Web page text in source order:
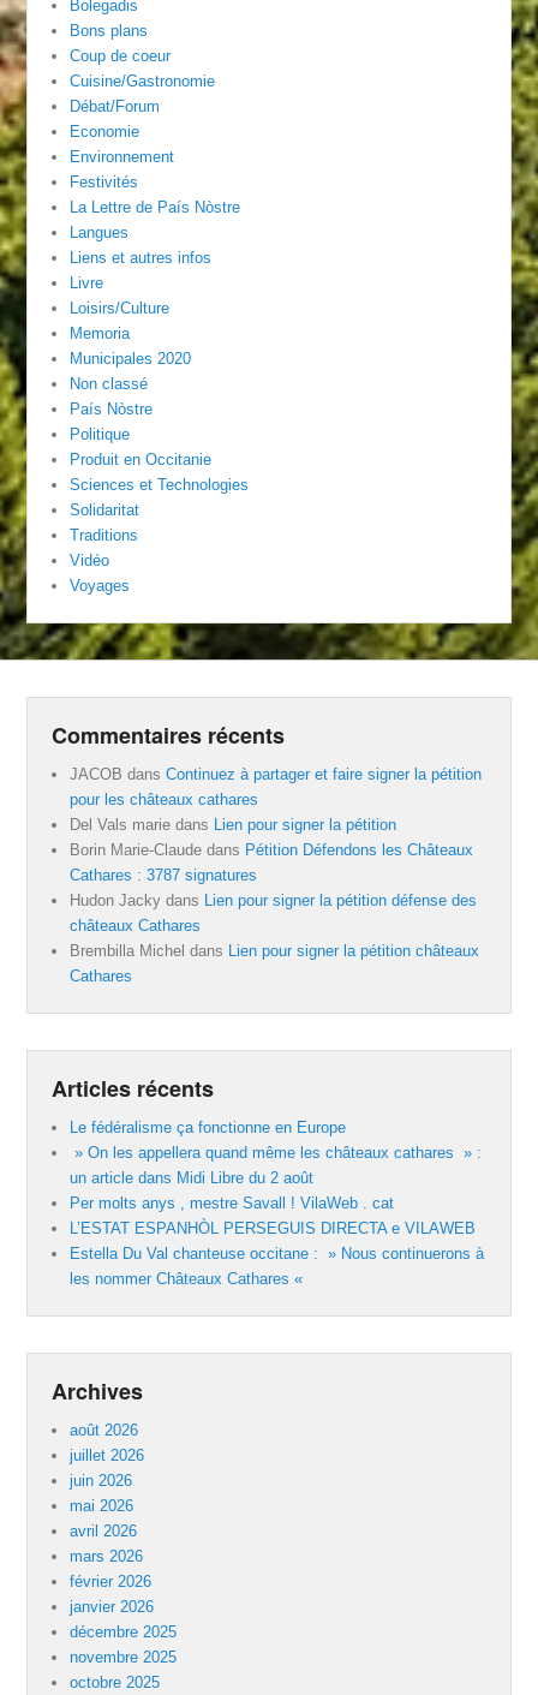
Bolegadis
Bons plans
Coup de coeur
Cuisine/Gastronomie
Débat/Forum
Economie
Environnement
Festivités
La Lettre de País Nòstre
Langues
Liens et autres infos
Livre
Loisirs/Culture
Memoria
Municipales 2020
Non classé
País Nòstre
Politique
Produit en Occitanie
Sciences et Technologies
Solidaritat
Traditions
Vidéo
Voyages
Commentaires récents
JACOB dansContinuez à partager et faire signer la pétition
pour les châteaux cathares
Del Vals marie dans
Lien pour signer la pétition
Borin Marie-Claude dans Pétition Défendons les Châteaux
Cathares : 3787 signatures
Hudon Jacky dans
Lien pour signer la pétition défense des
châteaux Cathares
Brembilla Michel dans
Lien pour signer la pétition châteaux
Cathares
Articles récents
Le fédéralisme ça fonctionne en Europe
» On les appellera quand même les châteaux cathares » :
un article dans Midi Libre du 2 août
Per molts anys , mestre Savall ! VilaWeb . cat
L’ESTAT ESPANHÒL PERSEGUIS DIRECTA e VILAWEB
Estella Du Val chanteuse occitane : » Nous continuerons à
les nommer Châteaux Cathares «
Archives
août 2026
juillet 2026
juin 2026
mai 2026
avril 2026
mars 2026
février 2026
janvier 2026
décembre 2025
novembre 2025
octobre 2025